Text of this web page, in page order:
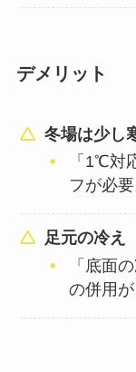
デメリット
冬場は少し
「1℃対
フが必要
足元の冷え
「底面
の併用が